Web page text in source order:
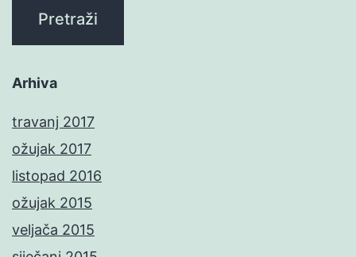
Arhiva
travanj 2017
ožujak 2017
listopad 2016
ožujak 2015
veljača 2015